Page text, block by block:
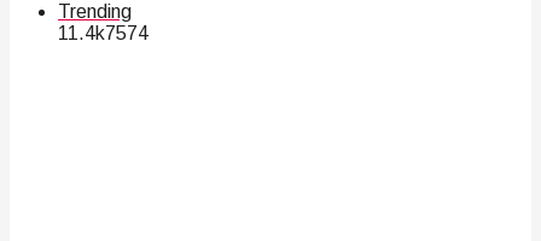
Trending
11.4k7574